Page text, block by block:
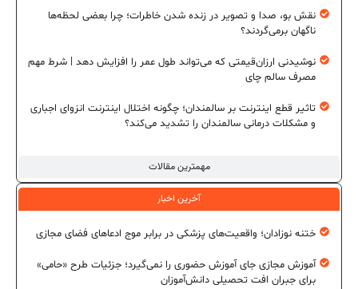
مهمترین مقالات
نقش بو، صدا و تصویر در زنده شدن خاطرات؛ چرا بعضی لحظه‌ها
ناگهان برمی‌گردند؟
نوشیدنی ارزان‌قیمتی که می‌تواند طول عمر را افزایش دهد | شرط مهم
مصرف سالم چای
تاثیر قطع اینترنت بر سالمندان؛ چگونه اختلال اینترنت انزوای اجباری
و مشکلات درمانی سالمندان را تشدید می‌کند؟
آخرین اخبار
ختنه نوزادان؛ واقعیت‌های پزشکی در برابر موج ادعاهای فضای مجازی
آموزش مجازی جای آموزش حضوری را نمی‌گیرد؛ جزئیات طرح «حامی»
برای جبران افت تحصیلی دانش‌آموزان